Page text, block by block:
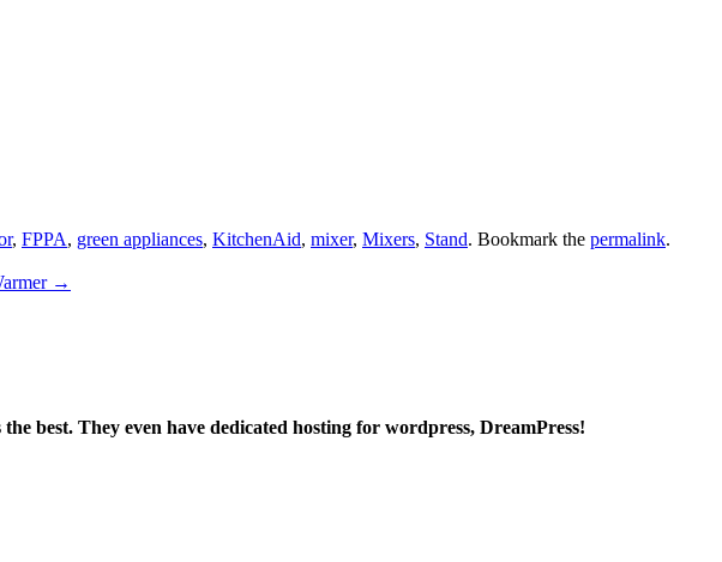
, FPPA, green appliances, KitchenAid, mixer, Mixers, Stand. Bookmark the permalink.
→
best. They even have dedicated hosting for wordpress, DreamPress!